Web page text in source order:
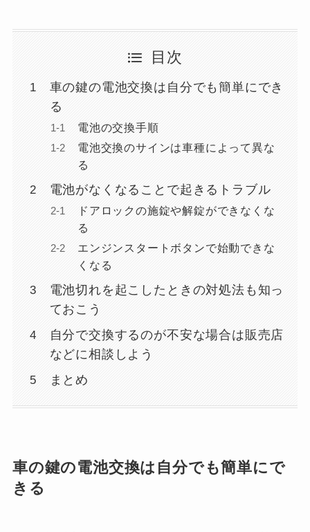
目次
車の鍵の電池交換は自分でも簡単にでき
る
電池の交換手順
電池交換のサインは車種によって異な
る
電池がなくなることで起きるトラブル
ドアロックの施錠や解錠ができなくな
る
エンジンスタートボタンで始動できな
くなる
電池切れを起こしたときの対処法も知っ
ておこう
自分で交換するのが不安な場合は販売店
などに相談しよう
まとめ
車の鍵の電池交換は自分でも簡単にで
きる